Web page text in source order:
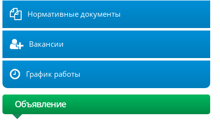
Нормативные документы
Вакансии
График работы
Объявление